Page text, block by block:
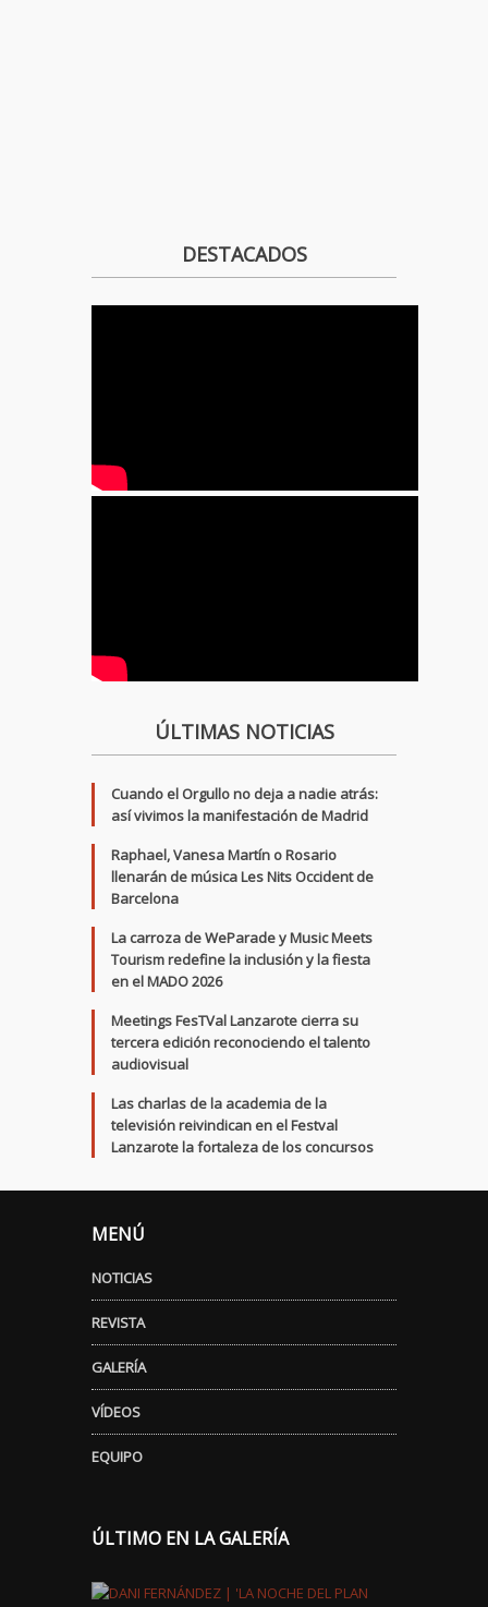
DESTACADOS
ÚLTIMAS NOTICIAS
Cuando el Orgullo no deja a nadie atrás:
así vivimos la manifestación de Madrid
Raphael, Vanesa Martín o Rosario
llenarán de música Les Nits Occident de
Barcelona
La carroza de WeParade y Music Meets
Tourism redefine la inclusión y la fiesta
en el MADO 2026
Meetings FesTVal Lanzarote cierra su
tercera edición reconociendo el talento
audiovisual
Las charlas de la academia de la
televisión reivindican en el Festval
Lanzarote la fortaleza de los concursos
MENÚ
NOTICIAS
REVISTA
GALERÍA
VÍDEOS
EQUIPO
ÚLTIMO EN LA GALERÍA